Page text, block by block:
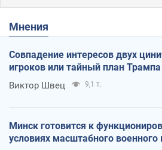
Мнения
Совпадение интересов двух
игроков или тайный план
Виктор Швец 9,1 т.
Минск готовится к
условиях масштабного военного